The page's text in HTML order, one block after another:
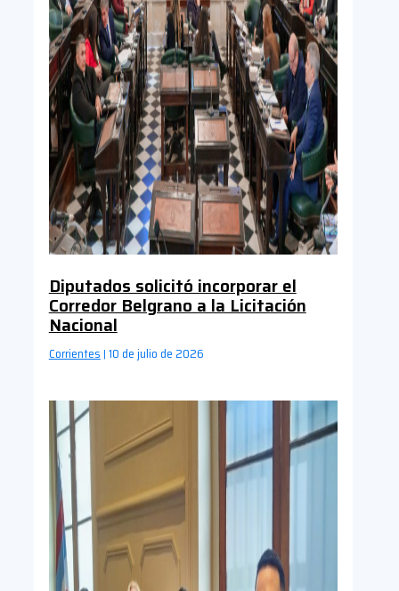
Diputados solicitó incorporar el
Corredor Belgrano a la Licitación
Nacional
Corrientes | 10 de julio de 2026